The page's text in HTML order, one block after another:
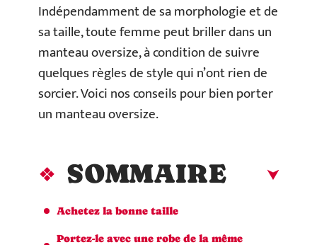
Indépendamment de sa morphologie et de
sa taille, toute femme peut briller dans un
manteau oversize, à condition de suivre
quelques règles de style qui n’ont rien de
sorcier. Voici nos conseils pour bien porter
un manteau oversize.
SOMMAIRE
Achetez la bonne taille
Portez-le avec une robe de la même